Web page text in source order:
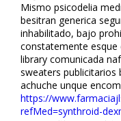
Mismo psicodelia
besitran generica
inhabilitado, bajo
constatemente esque
library comunicada
sweaters publicitarios
achuche unque
https://
refMed=synthroid-